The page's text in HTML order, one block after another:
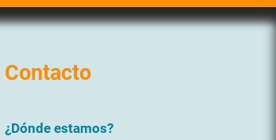
Contacto
¿Dónde estamos?